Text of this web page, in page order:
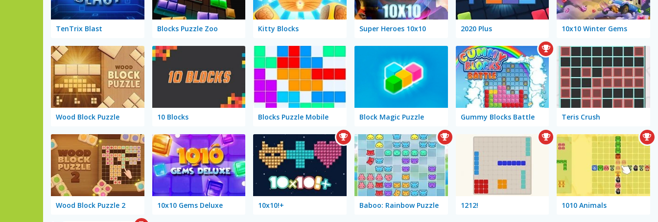
TenTrix Blast Blocks Puzzle Zoo Kitty Blocks Super Heroes 10x10 2020 Plus 10x10 Winter Gems
Wood Block Puzzle 10 Blocks Blocks Puzzle Mobile Block Magic Puzzle Gummy Blocks Battle Teris Crush
Wood Block Puzzle 2 10x10 Gems Deluxe 10x10!+ Baboo: Rainbow Puzzle 1212! 1010 Animals